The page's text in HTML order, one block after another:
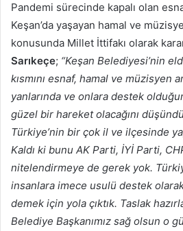
Pandemi sürecinde kapalı olan
Keşan’da yaşayan hamal ve
konusunda Millet İttifakı olarak
Sarıkeçe; “Keşan Belediyesi’nin
kısmını esnaf, hamal ve müzisyen
yanlarında ve onlara destek
güzel bir hareket olacağını
Türkiye’nin bir çok il ve ilçesinde
Kaldı ki bunu AK Parti, İYİ Parti,
nitelendirmeye de gerek yok.
insanlara imece usulü destek
demek için yola çıktık. Taslak
Belediye Başkanımız sağ olsun o